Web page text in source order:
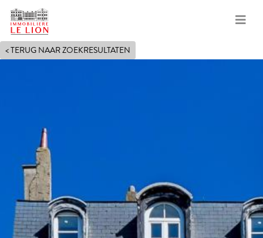
en
< TERUG NAAR ZOEKRESULTATEN